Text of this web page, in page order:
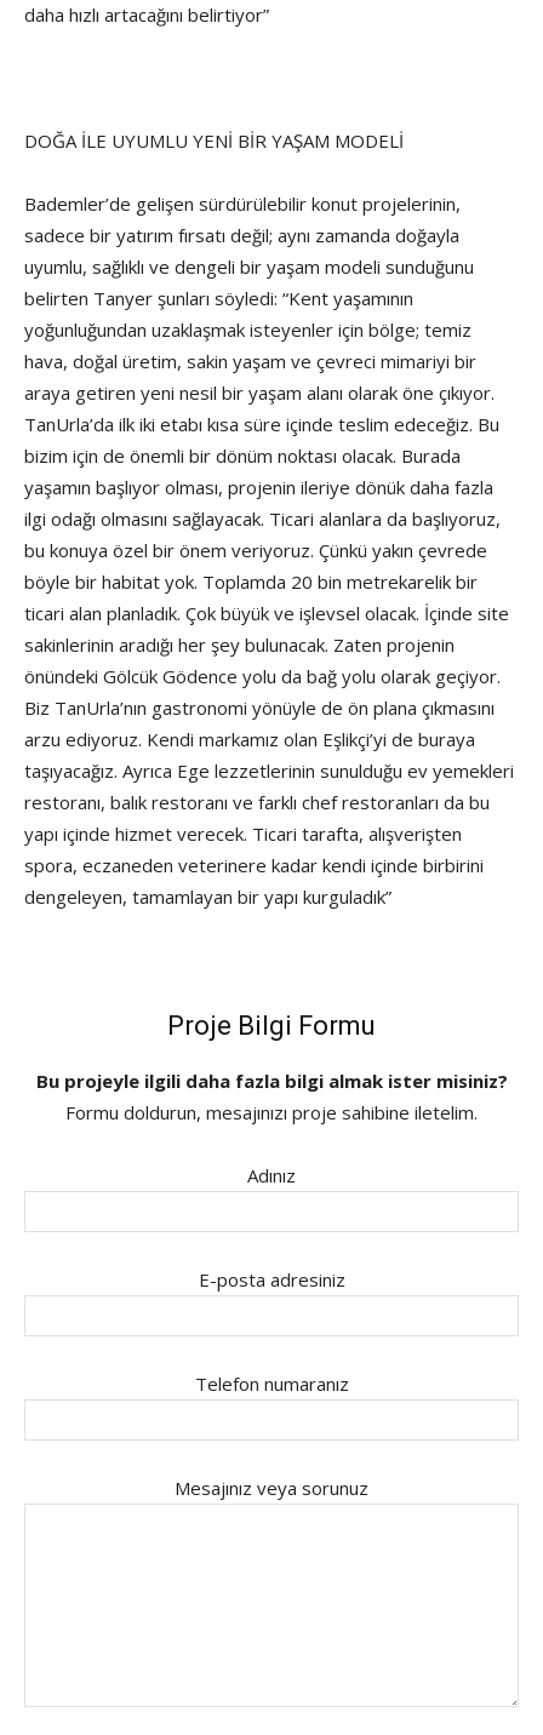
daha hızlı artacağını belirtiyor”
DOĞA İLE UYUMLU YENİ BİR YAŞAM MODELİ
Bademler’de gelişen sürdürülebilir konut projelerinin,
sadece bir yatırım fırsatı değil; aynı zamanda doğayla
uyumlu, sağlıklı ve dengeli bir yaşam modeli sunduğunu
belirten Tanyer şunları söyledi: “Kent yaşamının
yoğunluğundan uzaklaşmak isteyenler için bölge; temiz
hava, doğal üretim, sakin yaşam ve çevreci mimariyi bir
araya getiren yeni nesil bir yaşam alanı olarak öne çıkıyor.
TanUrla’da ilk iki etabı kısa süre içinde teslim edeceğiz. Bu
bizim için de önemli bir dönüm noktası olacak. Burada
yaşamın başlıyor olması, projenin ileriye dönük daha fazla
ilgi odağı olmasını sağlayacak. Ticari alanlara da başlıyoruz,
bu konuya özel bir önem veriyoruz. Çünkü yakın çevrede
böyle bir habitat yok. Toplamda 20 bin metrekarelik bir
ticari alan planladık. Çok büyük ve işlevsel olacak. İçinde site
sakinlerinin aradığı her şey bulunacak. Zaten projenin
önündeki Gölcük Gödence yolu da bağ yolu olarak geçiyor.
Biz TanUrla’nın gastronomi yönüyle de ön plana çıkmasını
arzu ediyoruz. Kendi markamız olan Eşlikçi’yi de buraya
taşıyacağız. Ayrıca Ege lezzetlerinin sunulduğu ev yemekleri
restoranı, balık restoranı ve farklı chef restoranları da bu
yapı içinde hizmet verecek. Ticari tarafta, alışverişten
spora, eczaneden veterinere kadar kendi içinde birbirini
dengeleyen, tamamlayan bir yapı kurguladık”
Proje Bilgi Formu
Bu projeyle ilgili daha fazla bilgi almak ister misiniz?
Formu doldurun, mesajınızı proje sahibine iletelim.
Adınız
E-posta adresiniz
Telefon numaranız
Mesajınız veya sorunuz